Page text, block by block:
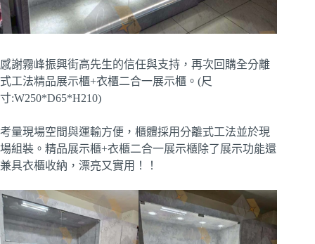
感謝霧峰振興街高先生的信任與支持，再次回購全分離
式工法精品展示櫃+衣櫃二合一展示櫃。(尺
寸:W250*D65*H210)
考量現場空間與運輸方便，櫃體採用分離式工法並於現
場組裝。精品展示櫃+衣櫃二合一展示櫃除了展示功能還
兼具衣櫃收納，漂亮又實用！！